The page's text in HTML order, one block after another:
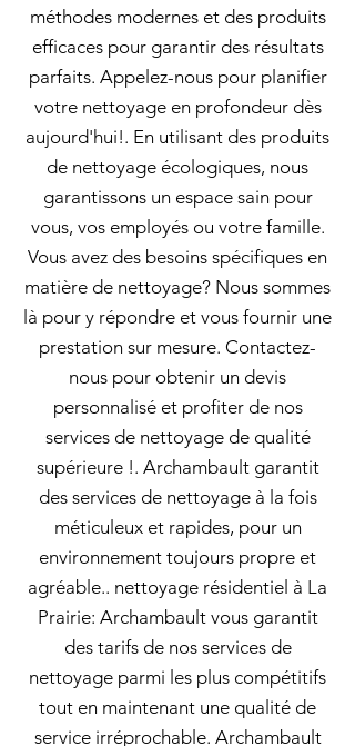
méthodes modernes et des produits
efficaces pour garantir des résultats
parfaits. Appelez-nous pour planifier
votre nettoyage en profondeur dès
aujourd'hui!. En utilisant des produits
de nettoyage écologiques, nous
garantissons un espace sain pour
vous, vos employés ou votre famille.
Vous avez des besoins spécifiques en
matière de nettoyage? Nous sommes
là pour y répondre et vous fournir une
prestation sur mesure. Contactez-
nous pour obtenir un devis
personnalisé et profiter de nos
services de nettoyage de qualité
supérieure !. Archambault garantit
des services de nettoyage à la fois
méticuleux et rapides, pour un
environnement toujours propre et
agréable.. nettoyage résidentiel à La
Prairie: Archambault vous garantit
des tarifs de nos services de
nettoyage parmi les plus compétitifs
tout en maintenant une qualité de
service irréprochable. Archambault